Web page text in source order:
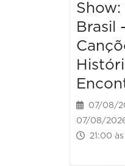
Show:
Brasil -
07/08/
07/08/
21:00